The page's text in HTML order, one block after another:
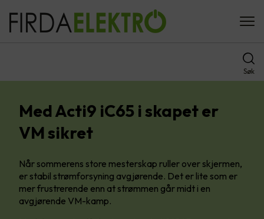
Søk
Med Acti9 iC65 i skapet er
VM sikret
Når sommerens store mesterskap ruller over skjermen,
er stabil strømforsyning avgjørende. Det er lite som er
mer frustrerende enn at strømmen går midt i en
avgjørende VM-kamp.